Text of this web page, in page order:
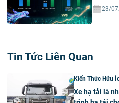
23/
Tin Tức Liên Quan
Kiến Thức Hữu
Xe hạ tải là